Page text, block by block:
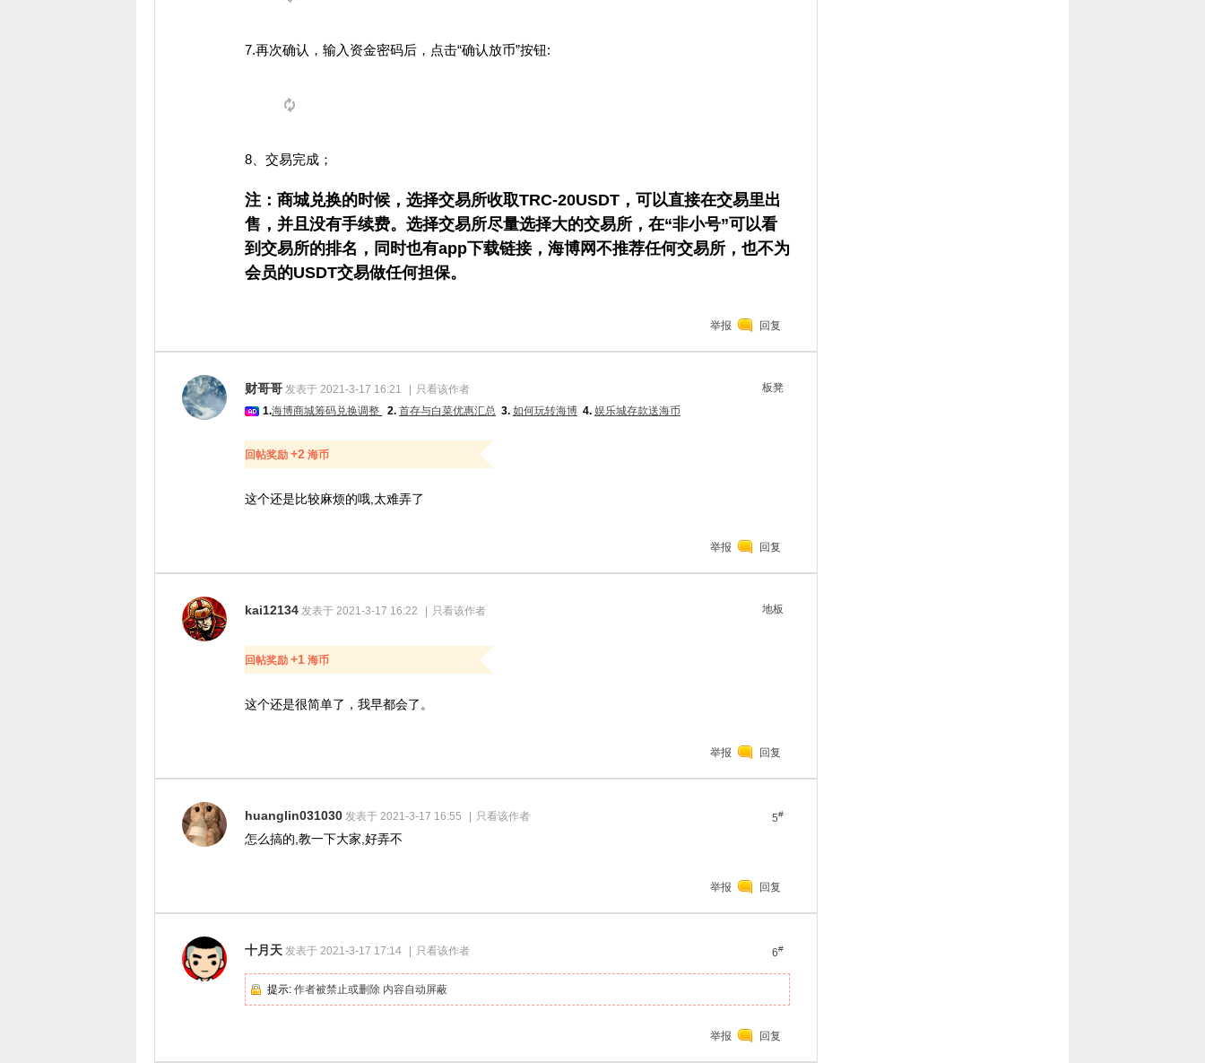
7.再次确认，输入资金密码后，点击“确认放币”按钮:​
8、交易完成；
注：商城兑换的时候，选择交易所收取TRC-20USDT，可以直接在交易里出
售，并且没有手续费。选择交易所尽量选择大的交易所，在“非小号”可以看
到交易所的排名，同时也有app下载链接，海博网不推荐任何交易所，也不为
会员的USDT交易做任何担保。
回复
举报
板凳
财哥哥 发表于 2021-3-17 16:21
只看该作者
1.海博商城筹码兑换调整 2. 首存与白菜优惠汇总 3. 如何玩转海博 4. 娱乐城存款送海币
回帖奖励 +2 海币
这个还是比较麻烦的哦,太难弄了
回复
举报
地板
kai12134 发表于 2021-3-17 16:22 只看该作者
回帖奖励 +1 海币
这个还是很简单了，我早都会了。
回复
举报
5#
huanglin031030 发表于 2021-3-17 16:55 只看该作者
怎么搞的,教一下大家,好弄不
回复
举报
6#
十月天 发表于 2021-3-17 17:14 只看该作者
提示: 作者被禁止或删除 内容自动屏蔽
回复
举报